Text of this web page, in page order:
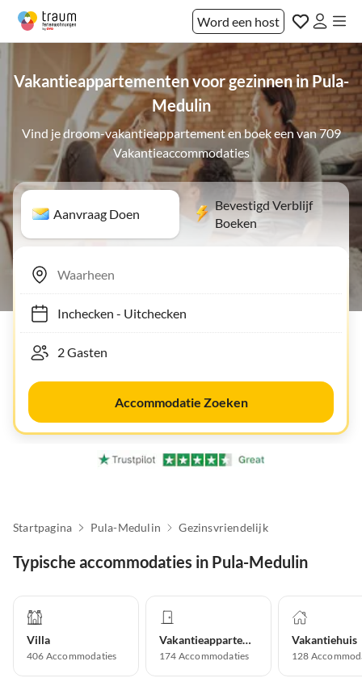
Word een host
Vakantieappartementen voor gezinnen in Pula-
Medulin
Vind je droom-vakantieappartement en boek een van 709
Vakantieaccommodaties
Aanvraag Doen
Bevestigd Verblijf
Boeken
Inchecken- Uitchecken
Accommodatie Zoeken
Startpagina Pula-Medulin Gezinsvriendelijk
Typische accommodaties in Pula-Medulin
Villa
406 Accommodaties
Vakantieappartement
174 Accommodaties
Vakantiehuis
128